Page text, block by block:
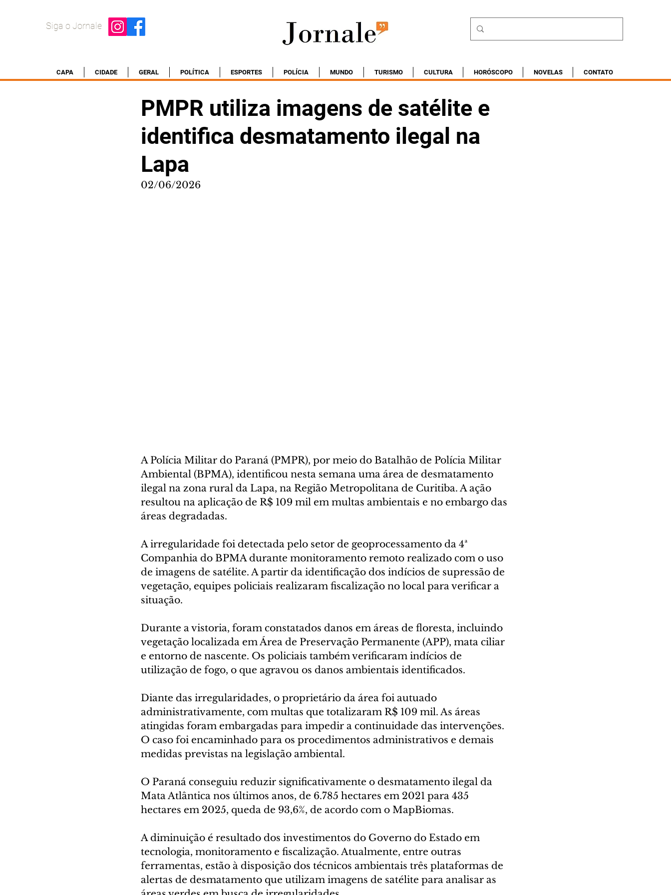
Siga o Jornale
CAPA CIDADE GERAL POLÍTICA ESPORTES POLÍCIA MUNDO TURISMO CULTURA HORÓSCOPO NOVELAS CONTATO
PMPR utiliza imagens de satélite e
identifica desmatamento ilegal na
Lapa
02/06/2026
A Polícia Militar do Paraná (PMPR), por meio do Batalhão de Polícia Militar
Ambiental (BPMA), identificou nesta semana uma área de desmatamento
ilegal na zona rural da Lapa, na Região Metropolitana de Curitiba. A ação
resultou na aplicação de R$ 109 mil em multas ambientais e no embargo das
áreas degradadas.
A irregularidade foi detectada pelo setor de geoprocessamento da 4ª
Companhia do BPMA durante monitoramento remoto realizado com o uso
de imagens de satélite. A partir da identificação dos indícios de supressão de
vegetação, equipes policiais realizaram fiscalização no local para verificar a
situação.
Durante a vistoria, foram constatados danos em áreas de floresta, incluindo
vegetação localizada em Área de Preservação Permanente (APP), mata ciliar
e entorno de nascente. Os policiais também verificaram indícios de
utilização de fogo, o que agravou os danos ambientais identificados.
Diante das irregularidades, o proprietário da área foi autuado
administrativamente, com multas que totalizaram R$ 109 mil. As áreas
atingidas foram embargadas para impedir a continuidade das intervenções.
O caso foi encaminhado para os procedimentos administrativos e demais
medidas previstas na legislação ambiental.
O Paraná conseguiu reduzir significativamente o desmatamento ilegal da
Mata Atlântica nos últimos anos, de 6.785 hectares em 2021 para 435
hectares em 2025, queda de 93,6%, de acordo com o MapBiomas.
A diminuição é resultado dos investimentos do Governo do Estado em
tecnologia, monitoramento e fiscalização. Atualmente, entre outras
ferramentas, estão à disposição dos técnicos ambientais três plataformas de
alertas de desmatamento que utilizam imagens de satélite para analisar as